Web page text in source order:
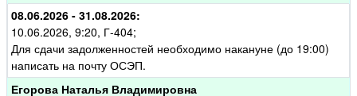
08.06.2026 - 31.08.2026:
10.06.2026, 9:20, Г-404;
Для сдачи задолженностей необходимо накануне (до 19:00)
написать на почту ОСЭП.
Егорова Наталья Владимировна